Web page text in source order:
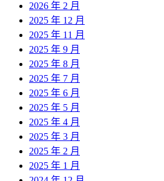
2026 年 2 月
2025 年 12 月
2025 年 11 月
2025 年 9 月
2025 年 8 月
2025 年 7 月
2025 年 6 月
2025 年 5 月
2025 年 4 月
2025 年 3 月
2025 年 2 月
2025 年 1 月